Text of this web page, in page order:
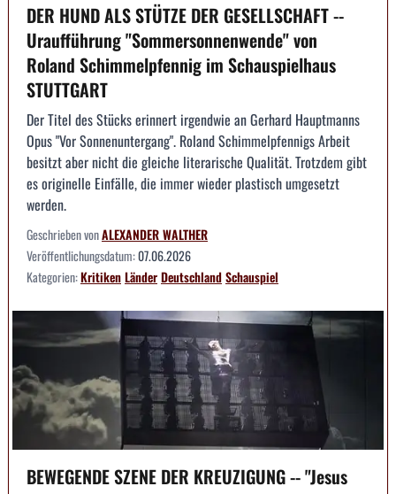
DER HUND ALS STÜTZE DER GESELLSCHAFT --
Uraufführung "Sommersonnenwende" von
Roland Schimmelpfennig im Schauspielhaus
STUTTGART
Der Titel des Stücks erinnert irgendwie an Gerhard Hauptmanns
Opus "Vor Sonnenuntergang". Roland Schimmelpfennigs Arbeit
besitzt aber nicht die gleiche literarische Qualität. Trotzdem gibt
es originelle Einfälle, die immer wieder plastisch umgesetzt
werden.
Geschrieben vonALEXANDER WALTHER
Veröffentlichungsdatum:07.06.2026
Kategorien:KritikenLänderDeutschlandSchauspiel
BEWEGENDE SZENE DER KREUZIGUNG -- "Jesus